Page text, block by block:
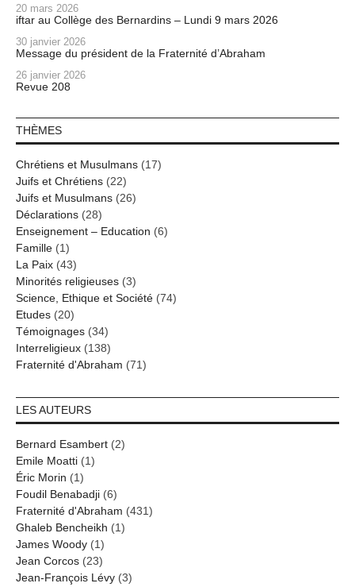
20 mars 2026
iftar au Collège des Bernardins – Lundi 9 mars 2026
30 janvier 2026
Message du président de la Fraternité d’Abraham
26 janvier 2026
Revue 208
THÈMES
Chrétiens et Musulmans (17)
Juifs et Chrétiens (22)
Juifs et Musulmans (26)
Déclarations (28)
Enseignement – Education (6)
Famille (1)
La Paix (43)
Minorités religieuses (3)
Science, Ethique et Société (74)
Etudes (20)
Témoignages (34)
Interreligieux (138)
Fraternité d'Abraham (71)
LES AUTEURS
Bernard Esambert (2)
Emile Moatti (1)
Éric Morin (1)
Foudil Benabadji (6)
Fraternité d'Abraham (431)
Ghaleb Bencheikh (1)
James Woody (1)
Jean Corcos (23)
Jean-François Lévy (3)